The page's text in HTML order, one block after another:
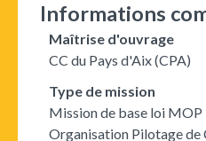
Informations
Maîtrise d'ouvrage
CC du Pays d'Aix (CPA)
Type de mission
Mission de base loi MOP
Organisation Pilotage de